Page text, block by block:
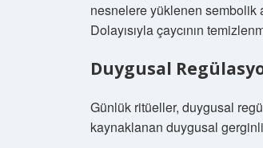
nesnelere yüklenen sembolik
Dolayısıyla çaycının
Duygusal
Günlük ritüeller, duygusal
kaynaklanan duygusal